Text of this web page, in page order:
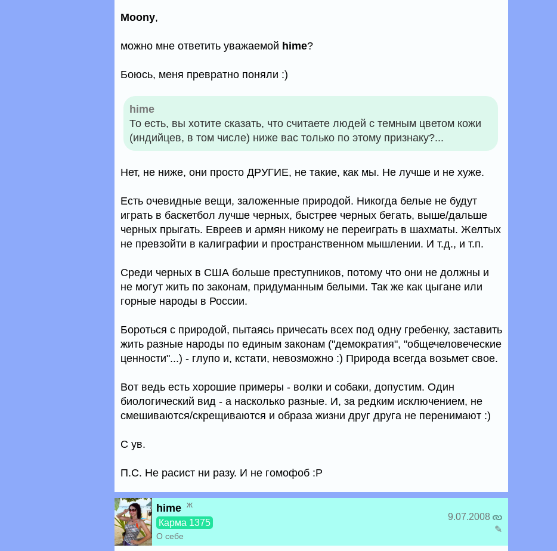
Moony,
можно мне ответить уважаемой hime?
Боюсь, меня превратно поняли :)
hime
То есть, вы хотите сказать, что считаете людей с темным цветом кожи
(индийцев, в том числе) ниже вас только по этому признаку?...
Нет, не ниже, они просто ДРУГИЕ, не такие, как мы. Не лучше и не хуже.
Есть очевидные вещи, заложенные природой. Никогда белые не будут
играть в баскетбол лучше черных, быстрее черных бегать, выше/дальше
черных прыгать. Евреев и армян никому не переиграть в шахматы. Желтых
не превзойти в калиграфии и пространственном мышлении. И т.д., и т.п.
Среди черных в США больше преступников, потому что они не должны и
не могут жить по законам, придуманным белыми. Так же как цыгане или
горные народы в России.
Бороться с природой, пытаясь причесать всех под одну гребенку, заставить
жить разные народы по единым законам ("демократия", "общечеловеческие
ценности"...) - глупо и, кстати, невозможно :) Природа всегда возьмет свое.
Вот ведь есть хорошие примеры - волки и собаки, допустим. Один
биологический вид - а насколько разные. И, за редким исключением, не
смешиваются/скрещиваются и образа жизни друг друга не перенимают :)
С ув.
П.С. Не расист ни разу. И не гомофоб :Р
hime ж
Карма 1375
О себе
9.07.2008
✎